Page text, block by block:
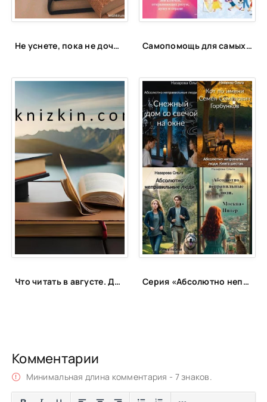
Не уснете, пока не дочитаете: 15 книг для запойного чтения Самопомощь для самых маленьких
Что читать в августе. Длинный список вышедших и планируемых книжных новинок (включая переиздания) Серия «Абсолютно неправильные люди»
Комментарии
Минимальная длина комментария - 7 знаков.